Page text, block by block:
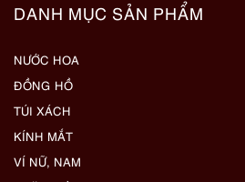
DANH MỤC SẢN PHẨM
NƯỚC HOA
ĐỒNG HỒ
TÚI XÁCH
KÍNH MẮT
VÍ NỮ, NAM